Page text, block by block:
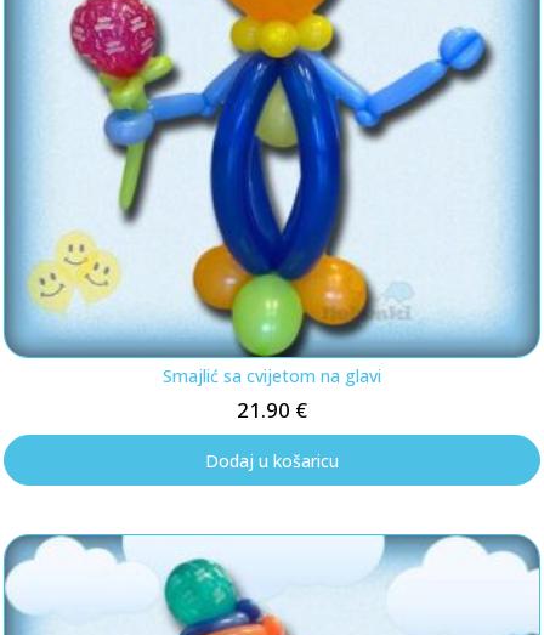
Smajlić sa cvijetom na glavi
21.90 €
Dodaj u košaricu